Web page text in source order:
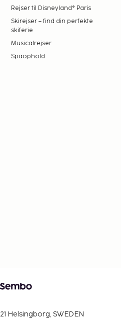
Rejser til Disneyland® Paris
Skirejser – find din perfekte
skiferie
Musicalrejser
Spaophold
Helsingborg, SWEDEN